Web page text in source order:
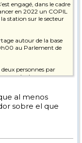
engagé, dans le cadre
en 2022 un COPIL
station sur le secteur
autour de la base
au Parlement de
personnes par
auprès de mon
al menos
sobre el que